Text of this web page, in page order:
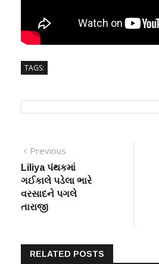
TAGS:
Post
navigation
Previous
post:
Liliya પંથકમાં
ગઈકાલે પડેલા ભારે
વરસાદને પગલે
તારાજી
RELATED POSTS